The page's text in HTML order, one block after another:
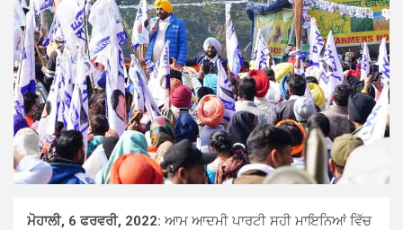
ਮੋਹਾਲੀ, 6 ਫਰਵਰੀ, 2022: ਆਮ ਆਦਮੀ ਪਾਰਟੀ ਸਹੀ ਮਾਇਨਿਆਂ ਵਿੱਚ